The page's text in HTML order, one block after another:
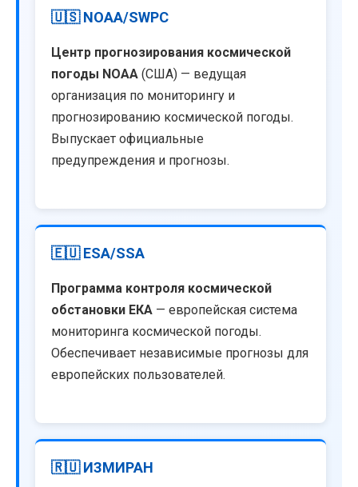
🇺🇸 NOAA/SWPC
Центр прогнозирования космической
погоды NOAA (США) — ведущая
организация по мониторингу и
прогнозированию космической погоды.
Выпускает официальные
предупреждения и прогнозы.
🇪🇺 ESA/SSA
Программа контроля космической
обстановки ЕКА — европейская система
мониторинга космической погоды.
Обеспечивает независимые прогнозы для
европейских пользователей.
🇷🇺 ИЗМИРАН